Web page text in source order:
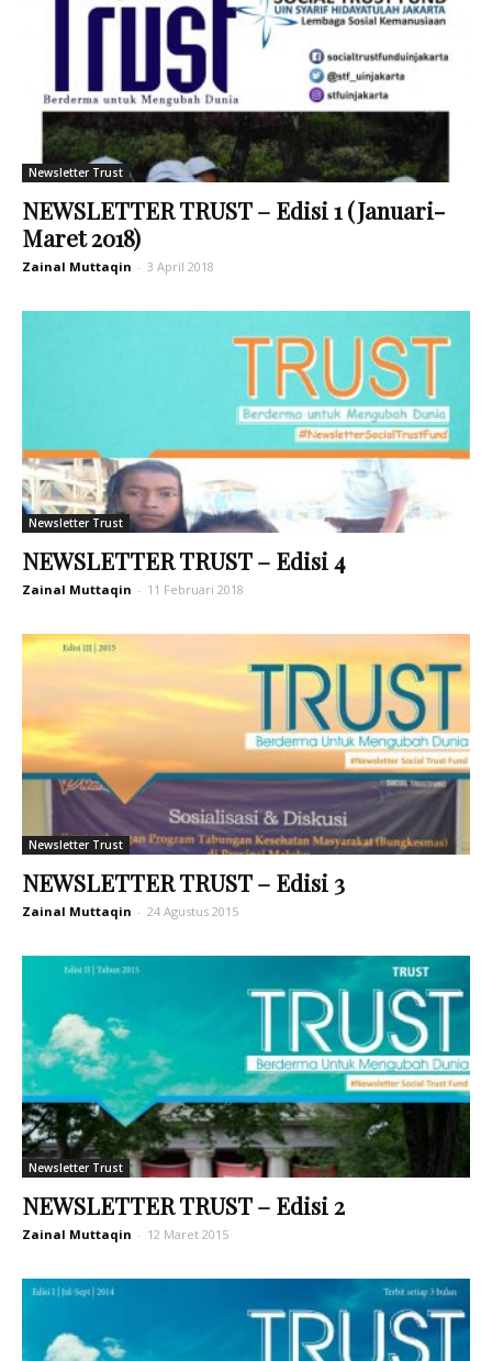
Newsletter Trust
NEWSLETTER TRUST – Edisi 1 (Januari-
Maret 2018)
Zainal Muttaqin - 3 April 2018
Newsletter Trust
NEWSLETTER TRUST – Edisi 4
Zainal Muttaqin - 11 Februari 2018
Newsletter Trust
NEWSLETTER TRUST – Edisi 3
Zainal Muttaqin - 24 Agustus 2015
Newsletter Trust
NEWSLETTER TRUST – Edisi 2
Zainal Muttaqin - 12 Maret 2015